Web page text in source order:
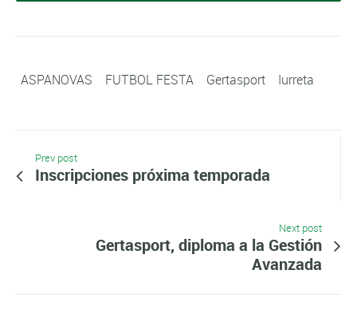
ASPANOVAS FUTBOL FESTA Gertasport Iurreta
Prev post
Inscripciones próxima temporada
Next post
Gertasport, diploma a la Gestión
Avanzada